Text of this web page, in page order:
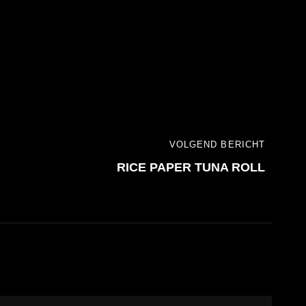
VOLGEND BERICHT
RICE PAPER TUNA ROLL